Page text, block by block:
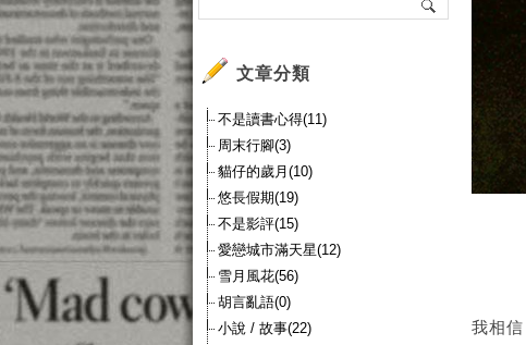
我相
文章分類
不是讀書心得(11)
周末行腳(3)
貓仔的歲月(10)
悠長假期(19)
不是影評(15)
愛戀城市滿天星(12)
雪月風花(56)
胡言亂語(0)
小說 / 故事(22)